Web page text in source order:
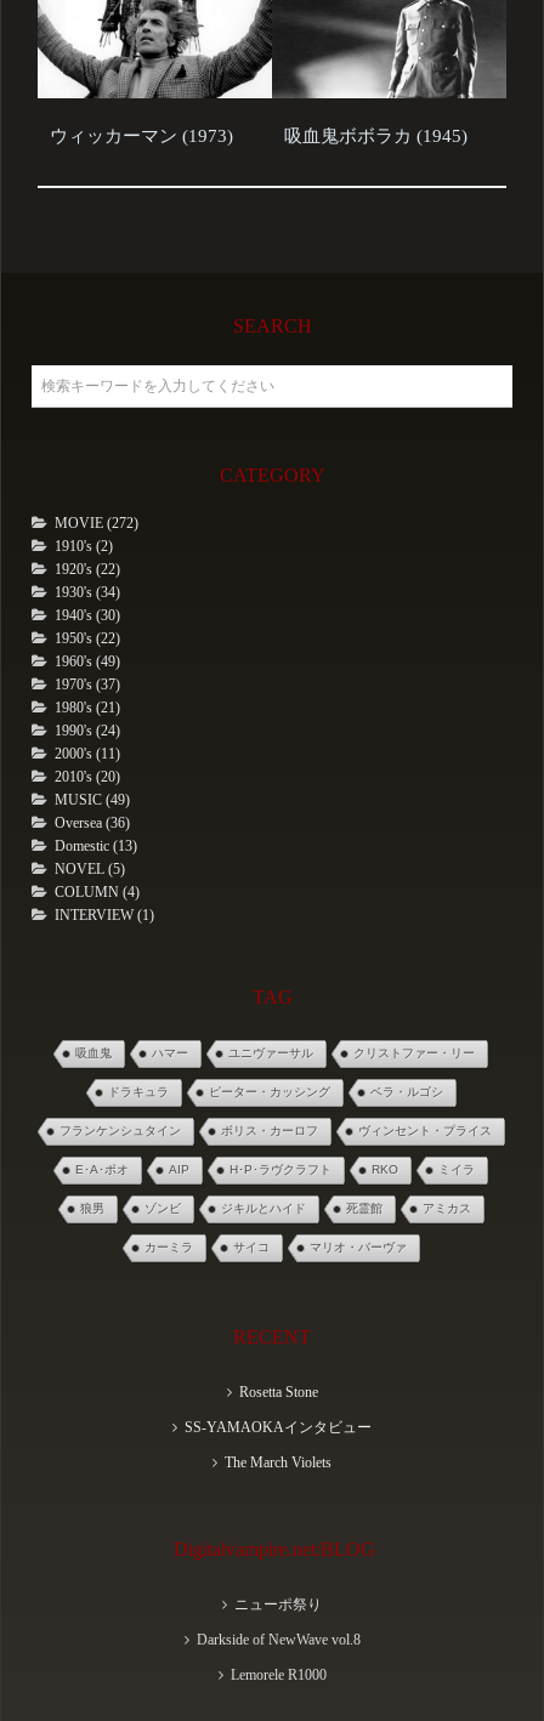
ウィッカーマン (1973) 吸血鬼ボボラカ (1945)
SEARCH
CATEGORY
MOVIE (272)
1910's (2)
1920's (22)
1930's (34)
1940's (30)
1950's (22)
1960's (49)
1970's (37)
1980's (21)
1990's (24)
2000's (11)
2010's (20)
MUSIC (49)
Oversea (36)
Domestic (13)
NOVEL (5)
COLUMN (4)
INTERVIEW (1)
TAG
吸血鬼 ハマー ユニヴァーサル クリストファー・リー
ドラキュラ ピーター・カッシング ベラ・ルゴシ
フランケンシュタイン ボリス・カーロフ ヴィンセント・プライス
E･A･ポオ AIP H･P･ラヴクラフト RKO ミイラ
狼男 ゾンビ ジキルとハイド 死霊館 アミカス
カーミラ サイコ マリオ・バーヴァ
RECENT
Rosetta Stone
SS-YAMAOKAインタビュー
The March Violets
Digitalvampire.net:BLOG
ニューポ祭り
Darkside of NewWave vol.8
Lemorele R1000